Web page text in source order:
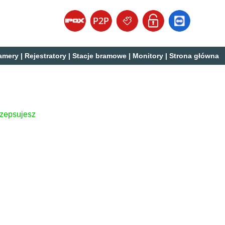
| Rejestratory | Stacje bramowe | Monitory | Strona główna